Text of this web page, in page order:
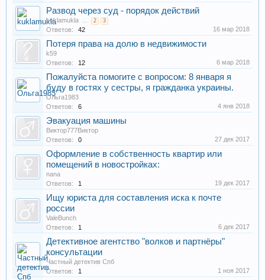
Развод через суд - порядок действий
kuklamukla ... 2 3
Ответов: 42 16 мар 2018
Потеря права на долю в недвижимости
k59
Ответов:
12 6 мар 2018
Пожалуйста помогите с вопросом: 8 января я
буду в гостях у сестры, я гражданка украины.
Ольга1983
Ответов:
6 4 янв 2018
Эвакуация машины
Виктор777Виктор
Ответов:
0 27 дек 2017
Оформление в собственность квартир или
помещений в новостройках:
nana
Ответов:
1 19 дек 2017
Ищу юриста для составления иска к почте
россии
ValeBunch
Ответов:
1 6 дек 2017
Детективное агентство "волков и партнёры"
консультации
Частный детектив Спб
Ответов:
1 1 ноя 2017